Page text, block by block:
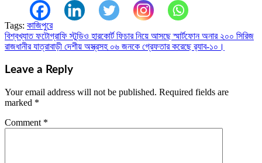
Tags: কাজিপুরে
Post
navigation
বিশ্বখ্যাত ফটোগ্রাফি স্টুডিও হারকোর্ট ফিচার নিয়ে আসছে স্মার্টফোন অনার ২০০ সিরিজ
রাজধানীর যাত্রাবাড়ী দেশীয় অস্ত্রসহ ০৬ জনকে গ্রেফতার করেছে র‌্যাব-১০।
Leave a Reply
Your email address will not be published. Required fields are
marked *
Comment *